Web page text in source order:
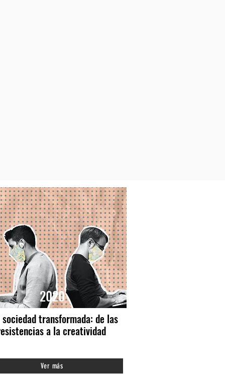
sociedad transformada: de las
a la creatividad
Ver más
2020